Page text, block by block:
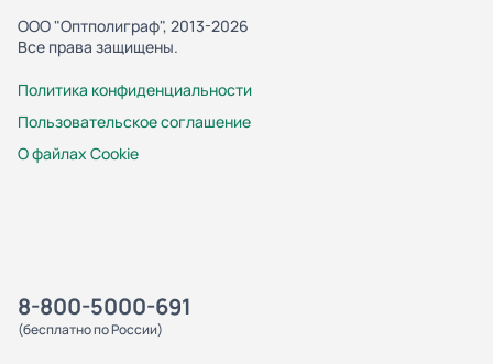
ООО "Оптполиграф", 2013-2026
Все права защищены.
Политика конфиденциальности
Пользовательское соглашение
О файлах Cookie
8-800-5000-691
(бесплатно по России)